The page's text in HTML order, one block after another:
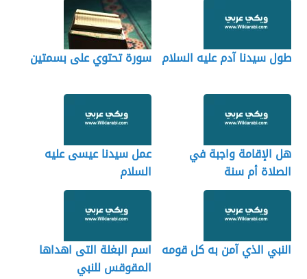
طول سيدنا آدم عليه السلام سورة تحتوي على بسمتين
هل الإقامة واجبة في
الصلاة أم سنة
عمل سيدنا عيسى عليه
السلام
النبي الذي آمن به كل قومه اسم البغلة التى اهداها
المقوقس للنبي